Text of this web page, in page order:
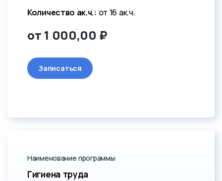
Количество ак.ч.: от 16 ак.ч.
от 1 000,00 ₽
Записаться
Наименование программы:
Гигиена труда